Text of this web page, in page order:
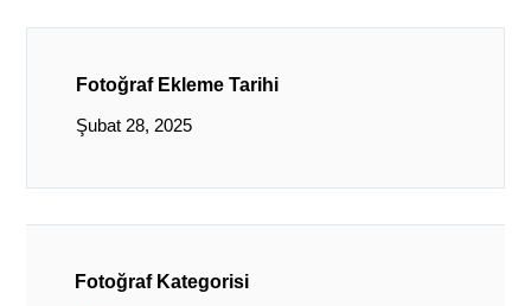
Fotoğraf Ekleme Tarihi
Şubat 28, 2025
Fotoğraf Kategorisi